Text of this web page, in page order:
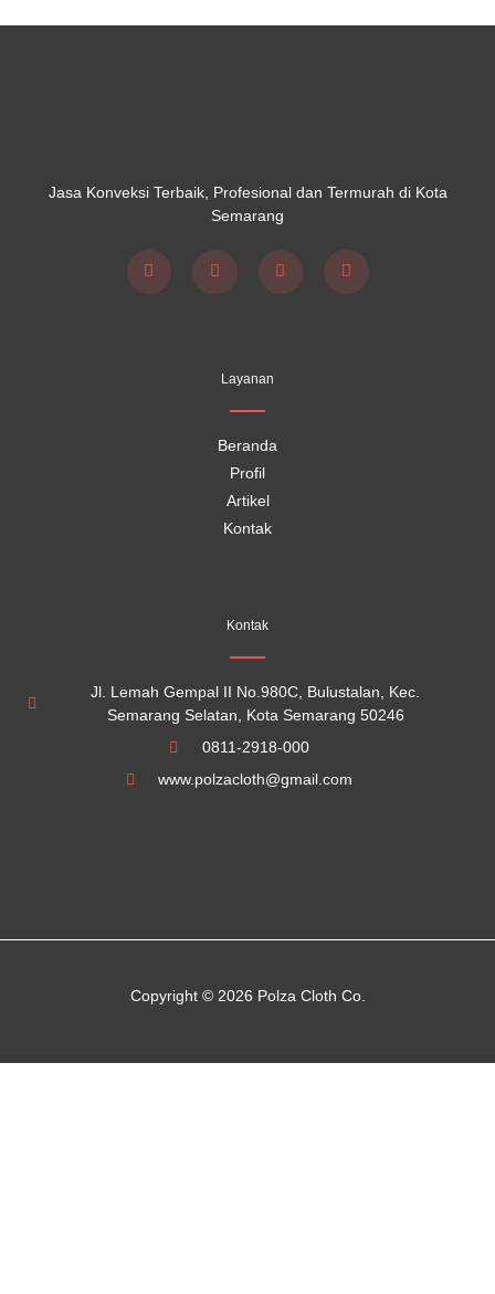
Jasa Konveksi Terbaik, Profesional dan Termurah di Kota
Semarang
Layanan
Beranda
Profil
Artikel
Kontak
Kontak
Jl. Lemah Gempal II No.980C, Bulustalan, Kec.
Semarang Selatan, Kota Semarang 50246
0811-2918-000
www.polzacloth@gmail.com
Copyright © 2026 Polza Cloth Co.